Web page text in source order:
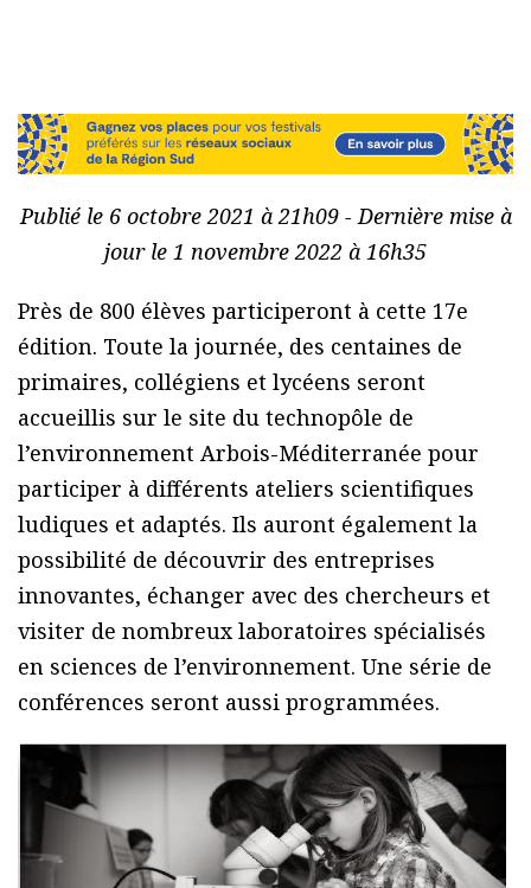
Publié le 6 octobre 2021 à 21h09 - Dernière mise à
jour le 1 novembre 2022 à 16h35
Près de 800 élèves participeront à cette 17e
édition. Toute la journée, des centaines de
primaires, collégiens et lycéens seront
accueillis sur le site du technopôle de
l’environnement Arbois-Méditerranée pour
participer à différents ateliers scientifiques
ludiques et adaptés. Ils auront également la
possibilité de découvrir des entreprises
innovantes, échanger avec des chercheurs et
visiter de nombreux laboratoires spécialisés
en sciences de l’environnement. Une série de
conférences seront aussi programmées.